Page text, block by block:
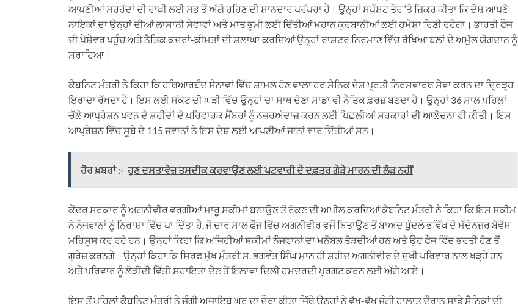
ਆਪਣੀਆਂ ਸਰਹੱਦਾਂ ਦੀ ਰਾਖੀ ਲਈ ਸਭ ਤੋਂ ਅੱਗੇ ਰਹਿਣ ਦੀ ਸ਼ਾਨਦਾਰ ਪਰੰਪਰਾ ਹੈ। ਉਨ੍ਹਾਂ ਸਪੱਸ਼ਟ ਤੌਰ ‘ਤੇ ਜ਼ਿਕਰ ਕੀਤਾ ਕਿ ਦੇਸ਼ ਆਪਣੇ
ਨਾਇਕਾਂ ਦਾ ਉਨ੍ਹਾਂ ਦੀਆਂ ਲਾਸਾਨੀ ਸੇਵਾਵਾਂ ਅਤੇ ਮਾਤ ਭੂਮੀ ਲਈ ਦਿੱਤੀਆਂ ਮਹਾਨ ਕੁਰਬਾਨੀਆਂ ਲਈ ਹਮੇਸ਼ਾ ਰਿਣੀ ਰਹੇਗਾ। ਭਾਰਤੀ ਫੌਜ
ਦੀ ਪੇਸ਼ੇਵਰ ਪਹੁੰਚ ਅਤੇ ਨੈਤਿਕ ਕਦਰਾਂ-ਕੀਮਤਾਂ ਦੀ ਸ਼ਲਾਘਾ ਕਰਦਿਆਂ ਉਨ੍ਹਾਂ ਰਾਸ਼ਟਰ ਨਿਰਮਾਣ ਵਿੱਚ ਰੱਖਿਆ ਬਲਾਂ ਦੇ ਅਮੁੱਲ ਯੋਗਦਾਨ ਨੂੰ
ਸਰਾਹਿਆ।
ਕੈਬਨਿਟ ਮੰਤਰੀ ਨੇ ਕਿਹਾ ਕਿ ਹਥਿਆਰਬੰਦ ਸੈਨਾਵਾਂ ਵਿੱਚ ਸ਼ਾਮਲ ਹੋਣ ਵਾਲਾ ਹਰ ਸੈਨਿਕ ਦੇਸ਼ ਪ੍ਰਤੀ ਨਿਰਸਵਾਰਥ ਸੇਵਾ ਕਰਨ ਦਾ ਦ੍ਰਿੜ੍ਹ
ਇਰਾਦਾ ਰੱਖਦਾ ਹੈ। ਇਸ ਲਈ ਸੰਕਟ ਦੀ ਘੜੀ ਵਿੱਚ ਉਨ੍ਹਾਂ ਦਾ ਸਾਥ ਦੇਣਾ ਸਾਡਾ ਵੀ ਨੈਤਿਕ ਫ਼ਰਜ਼ ਬਣਦਾ ਹੈ। ਉਨ੍ਹਾਂ 36 ਸਾਲ ਪਹਿਲਾਂ
ਚੱਲੇ ਆਪ੍ਰੇਸ਼ਨ ਪਵਨ ਦੇ ਸ਼ਹੀਦਾਂ ਦੇ ਪਰਿਵਾਰਕ ਮੈਂਬਰਾਂ ਨੂੰ ਨਜ਼ਰਅੰਦਾਜ਼ ਕਰਨ ਲਈ ਪਿਛਲੀਆਂ ਸਰਕਾਰਾਂ ਦੀ ਆਲੋਚਨਾ ਵੀ ਕੀਤੀ। ਇਸ
ਆਪ੍ਰੇਸ਼ਨ ਵਿੱਚ ਸੂਬੇ ਦੇ 115 ਜਵਾਨਾਂ ਨੇ ਇਸ ਦੇਸ਼ ਲਈ ਆਪਣੀਆਂ ਜਾਨਾਂ ਵਾਰ ਦਿੱਤੀਆਂ ਸਨ।
ਹੋਰ ਖ਼ਬਰਾਂ :- ਹੁਣ ਦਸਤਾਵੇਜ਼ ਤਸਦੀਕ ਕਰਵਾਉਣ ਲਈ ਪਟਵਾਰੀ ਦੇ ਦਫ਼ਤਰ ਗੇੜੇ ਮਾਰਨ ਦੀ ਲੋੜ ਨਹੀਂ
ਕੇਂਦਰ ਸਰਕਾਰ ਨੂੰ ਅਗਨੀਵੀਰ ਵਰਗੀਆਂ ਮਾਰੂ ਸਕੀਮਾਂ ਬਣਾਉਣ ਤੋਂ ਰੋਕਣ ਦੀ ਅਪੀਲ ਕਰਦਿਆਂ ਕੈਬਨਿਟ ਮੰਤਰੀ ਨੇ ਕਿਹਾ ਕਿ ਇਸ ਸਕੀਮ
ਨੇ ਨੌਜਵਾਨਾਂ ਨੂੰ ਨਿਰਾਸ਼ਾ ਵਿੱਚ ਪਾ ਦਿੱਤਾ ਹੈ, ਜੋ ਚਾਰ ਸਾਲ ਫੌਜ ਵਿੱਚ ਅਗਨੀਵੀਰ ਵਜੋਂ ਬਿਤਾਉਣ ਤੋਂ ਬਾਅਦ ਧੁੰਦਲੇ ਭਵਿੱਖ ਦੇ ਮੱਦੇਨਜ਼ਰ ਬੇਵੱਸ
ਮਹਿਸੂਸ ਕਰ ਰਹੇ ਹਨ। ਉਨ੍ਹਾਂ ਕਿਹਾ ਕਿ ਅਜਿਹੀਆਂ ਸਕੀਮਾਂ ਨੌਜਵਾਨਾਂ ਦਾ ਮਨੋਬਲ ਤੋੜਦੀਆਂ ਹਨ ਅਤੇ ਉਹ ਫੌਜ ਵਿੱਚ ਭਰਤੀ ਹੋਣ ਤੋਂ
ਗੁਰੇਜ਼ ਕਰਨਗੇ। ਉਨ੍ਹਾਂ ਕਿਹਾ ਕਿ ਸਿਰਫ ਮੁੱਖ ਮੰਤਰੀ ਸ. ਭਗਵੰਤ ਸਿੰਘ ਮਾਨ ਹੀ ਸ਼ਹੀਦ ਅਗਨੀਵੀਰ ਦੇ ਦੁਖੀ ਪਰਿਵਾਰ ਨਾਲ ਖੜ੍ਹੇ ਹਨ
ਅਤੇ ਪਰਿਵਾਰ ਨੂੰ ਲੋੜੀਂਦੀ ਵਿੱਤੀ ਸਹਾਇਤਾ ਦੇਣ ਤੋਂ ਇਲਾਵਾ ਦਿਲੀ ਹਮਦਰਦੀ ਪ੍ਰਗਟ ਕਰਨ ਲਈ ਅੱਗੇ ਆਏ।
ਇਸ ਤੋਂ ਪਹਿਲਾਂ ਕੈਬਨਿਟ ਮੰਤਰੀ ਨੇ ਜੰਗੀ ਅਜਾਇਬ ਘਰ ਦਾ ਦੌਰਾ ਕੀਤਾ ਜਿੱਥੇ ਉਨ੍ਹਾਂ ਨੇ ਵੱਖ-ਵੱਖ ਜੰਗੀ ਹਾਲਾਤ ਦੌਰਾਨ ਸਾਡੇ ਸੈਨਿਕਾਂ ਦੀ